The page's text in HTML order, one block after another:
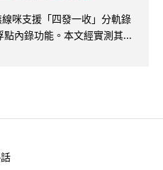
咪支援「四發一收」分軌錄
內錄功能。本文經實測其...